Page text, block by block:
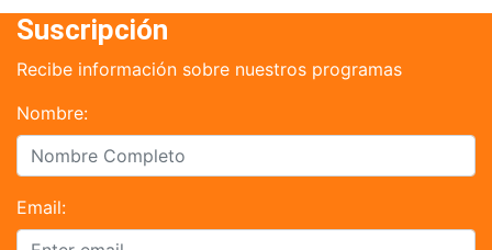
Suscripción
Recibe información sobre nuestros programas
Nombre:
Email: